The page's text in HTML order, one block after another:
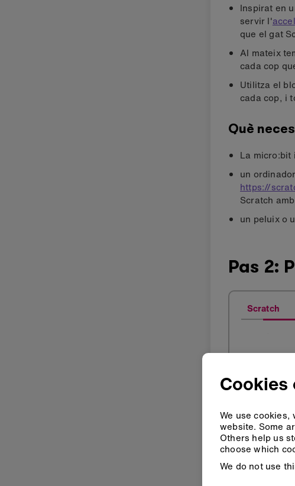
Inspirat en
servir l'
que el gat
Al mateix
cada cop
Utilitza el
cada cop, i
Què
La micro:bit
un
https://
Scratch
un peluix o
Pas 2:
Scratch
Cookies
We use
website. Some
Others help us
choose which
We do not use